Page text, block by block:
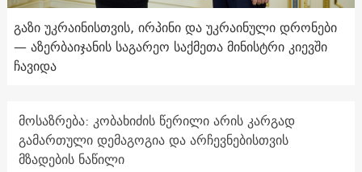
გაზი უკრაინისთვის, ირპინი და უკრაინული დრონები
— აზერბაიჯანის საგარეო საქმეთა მინისტრი კიევში
ჩავიდა
მოსაზრება: კობახიძის წერილი არის კარგად
გამართული დემაგოგია და არჩევნებისთვის
მზადების ნაწილი